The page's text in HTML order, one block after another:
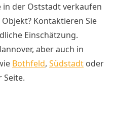
der Oststadt verkaufen
Kontaktieren Sie
Einschätzung.
aber auch in
Bothfeld, Südstadt oder
Seite.